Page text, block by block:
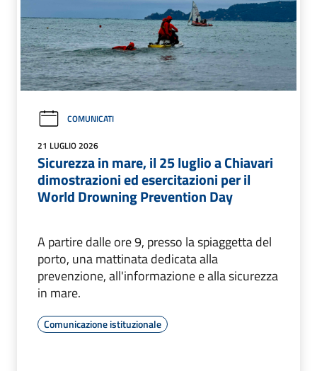
COMUNICATI
21 LUGLIO 2026
Sicurezza in mare, il 25 luglio a Chiavari
dimostrazioni ed esercitazioni per il
World Drowning Prevention Day
A partire dalle ore 9, presso la spiaggetta del
porto, una mattinata dedicata alla
prevenzione, all'informazione e alla sicurezza
in mare.
Comunicazione istituzionale